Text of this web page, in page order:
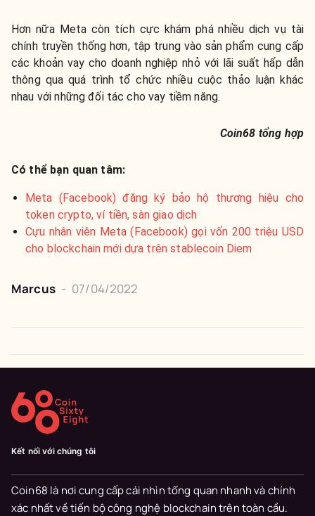
Hơn nữa Meta còn tích cực khám phá nhiều dịch vụ tài
chính truyền thống hơn, tập trung vào sản phẩm cung cấp
các khoản vay cho doanh nghiệp nhỏ với lãi suất hấp dẫn
thông qua quá trình tổ chức nhiều cuộc thảo luận khác
nhau với những đối tác cho vay tiềm năng.
Coin68 tổng hợp
Có thể bạn quan tâm:
Meta (Facebook) đăng ký bảo hộ thương hiệu cho
token crypto, ví tiền, sàn giao dịch
Cựu nhân viên Meta (Facebook) gọi vốn 200 triệu USD
cho blockchain mới dựa trên stablecoin Diem
Marcus - 07/04/2022
Kết nối với chúng tôi
Coin68 là nơi cung cấp cái nhìn tổng quan nhanh và chính
xác nhất về tiến bộ công nghệ blockchain trên toàn cầu.